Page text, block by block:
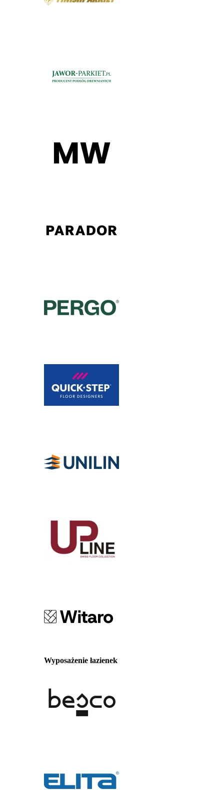
Wyposażenie łazienek